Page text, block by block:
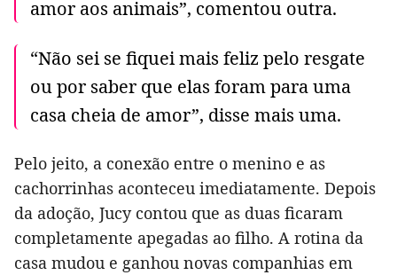
amor aos animais”, comentou outra.
“Não sei se fiquei mais feliz pelo resgate
ou por saber que elas foram para uma
casa cheia de amor”, disse mais uma.
Pelo jeito, a conexão entre o menino e as
cachorrinhas aconteceu imediatamente. Depois
da adoção, Jucy contou que as duas ficaram
completamente apegadas ao filho. A rotina da
casa mudou e ganhou novas companhias em